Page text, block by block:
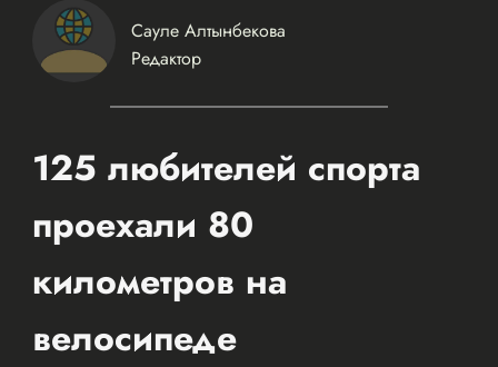
Сауле Алтынбекова
Редактор
125 любителей спорта
проехали 80
километров на
велосипеде